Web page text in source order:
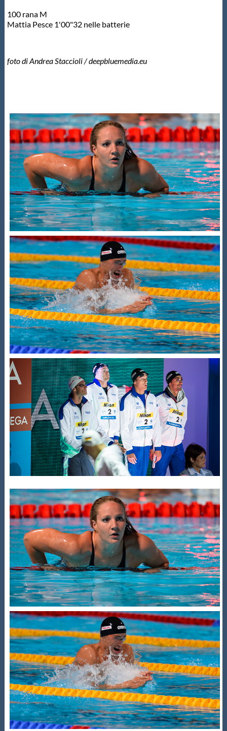
100 rana M
Mattia Pesce 1'00"32 nelle batterie
foto di Andrea Staccioli / deepbluemedia.eu